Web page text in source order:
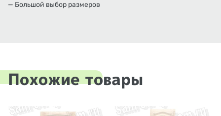
— Большой выбор размеров
Похожие товары